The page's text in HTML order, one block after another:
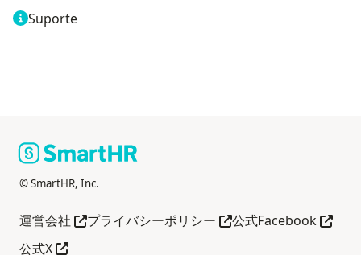
Suporte
© SmartHR, Inc.
運営会社Abra em outra guia
プライバシーポリシー Abra em outra guia
公式FacebookAbra
公式XAbra em outra guia